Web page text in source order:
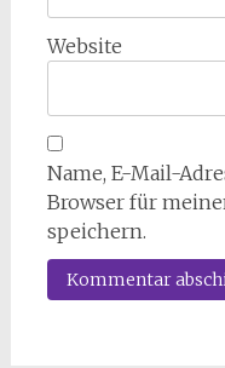
Website
Name, E-Mail-
Browser für
speichern.